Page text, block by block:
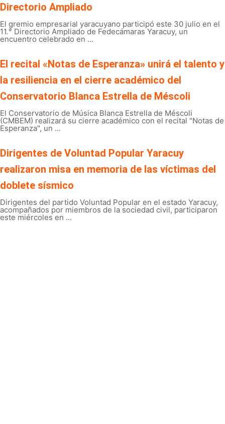
Directorio Ampliado
El gremio empresarial yaracuyano participó este 30 julio en el
11.° Directorio Ampliado de Fedecámaras Yaracuy, un
encuentro celebrado en ...
El recital «Notas de Esperanza» unirá el talento y
la resiliencia en el cierre académico del
Conservatorio Blanca Estrella de Méscoli
El Conservatorio de Música Blanca Estrella de Méscoli
(CMBEM) realizará su cierre académico con el recital "Notas de
Esperanza", un ...
Dirigentes de Voluntad Popular Yaracuy
realizaron misa en memoria de las víctimas del
doblete sísmico
Dirigentes del partido Voluntad Popular en el estado Yaracuy,
acompañados por miembros de la sociedad civil, participaron
este miércoles en ...